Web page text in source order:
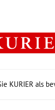
Politik
KURIER als